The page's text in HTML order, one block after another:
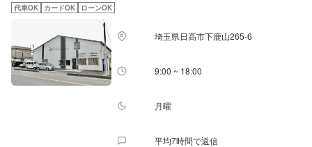
代車OK カードOK ローンOK
埼玉県日高市下鹿山265-6
9:00 ~ 18:00
月曜
平均7時間で返信